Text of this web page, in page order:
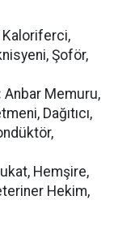
Kaloriferci,
Şoför,
Anbar Memuru,
Dağıtıcı,
Hemşire,
Hekim,